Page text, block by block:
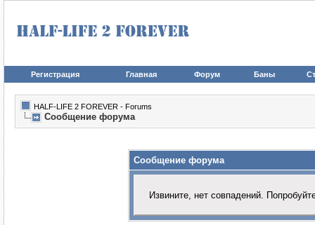
Регистрация Главная Форум Баны
HALF-LIFE 2 FOREVER - Forums
Сообщение форума
Сообщение форума
Извините, нет совпадений.